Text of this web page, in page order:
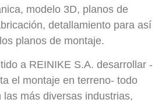
modelo 3D, planos de
detallamiento para así
planos de montaje.
a REINIKE S.A. desarrollar -
el montaje en terreno- todo
más diversas industrias,